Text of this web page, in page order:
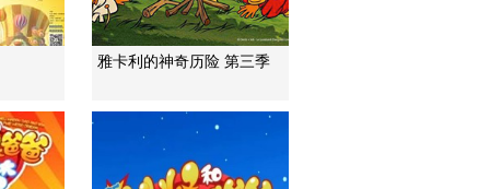
雅卡利的神奇历险 第三季